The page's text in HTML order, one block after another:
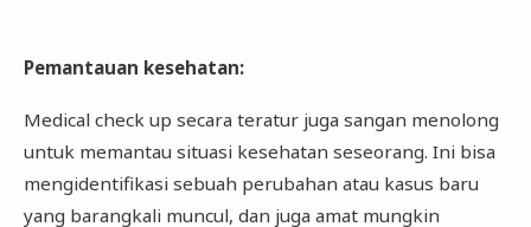
Pemantauan kesehatan:
Medical check up secara teratur juga sangan menolong
untuk memantau situasi kesehatan seseorang. Ini bisa
mengidentifikasi sebuah perubahan atau kasus baru
yang barangkali muncul, dan juga amat mungkin